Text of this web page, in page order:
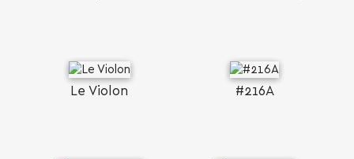
Le Violon #216A